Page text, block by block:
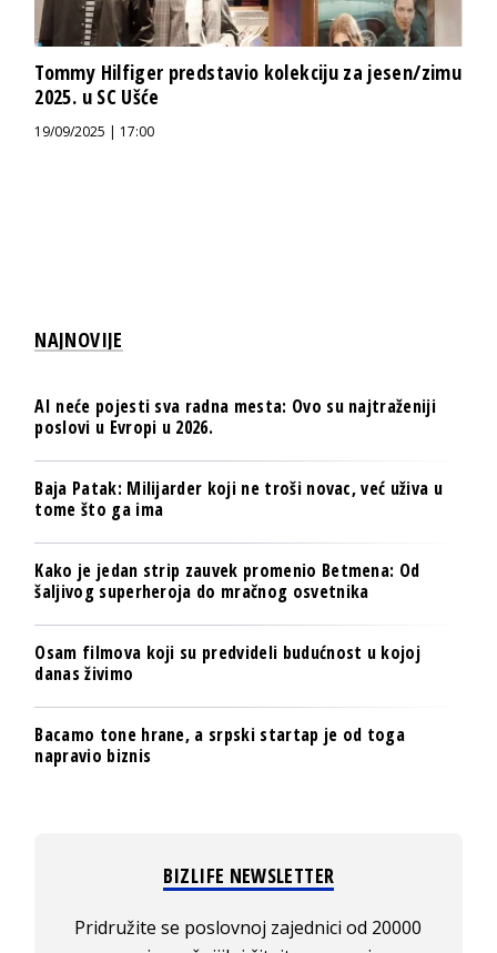
Tommy Hilfiger predstavio kolekciju za jesen/zimu
2025. u SC Ušće
19/09/2025 | 17:00
NAJNOVIJE
AI neće pojesti sva radna mesta: Ovo su najtraženiji
poslovi u Evropi u 2026.
Baja Patak: Milijarder koji ne troši novac, već uživa u
tome što ga ima
Kako je jedan strip zauvek promenio Betmena: Od
šaljivog superheroja do mračnog osvetnika
Osam filmova koji su predvideli budućnost u kojoj
danas živimo
Bacamo tone hrane, a srpski startap je od toga
napravio biznis
BIZLIFE NEWSLETTER
Pridružite se poslovnoj zajednici od 20000